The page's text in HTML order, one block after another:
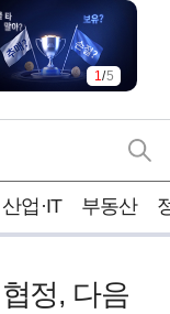
1/5
산업·IT 부동산
정, 다음